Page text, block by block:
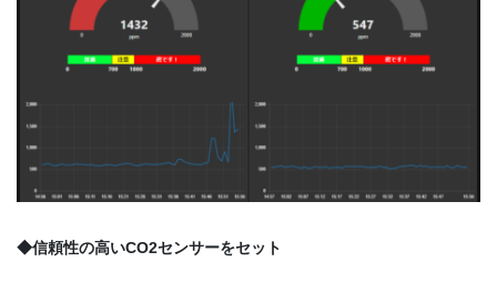
◆信頼性の高いCO2センサーをセット